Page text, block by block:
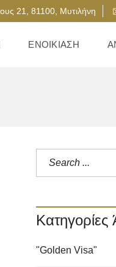
21, 81100, Μυτιλήνη
ΕΝΟΙΚΊΑΣΗ
"Golden Visa"